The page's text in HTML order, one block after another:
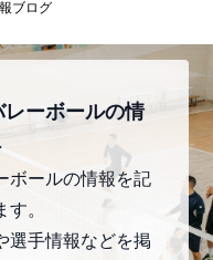
ブログ
ーボールの情
ボールの情報を記
。
選手情報などを掲